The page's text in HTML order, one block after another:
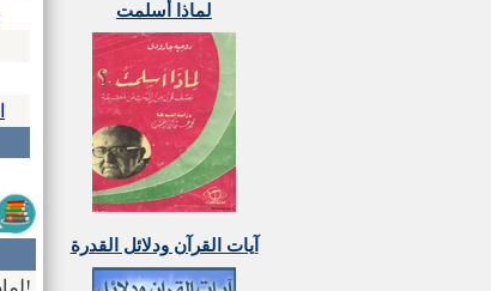
لماذا أنا إرهابي؟! ولماذا أنت كافر؟!
لماذا أسلمت
آيات القرآن ودلائل القدرة